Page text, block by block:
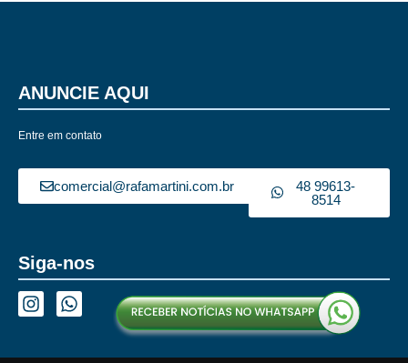
ANUNCIE AQUI
Entre em contato
comercial@rafamartini.com.br
48 99613-
8514
Siga-nos